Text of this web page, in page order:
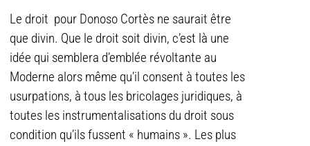
Le droit pour Donoso Cortès ne saurait être
que divin. Que le droit soit divin, c’est là une
idée qui semblera d’emblée révoltante au
Moderne alors même qu’il consent à toutes les
usurpations, à tous les bricolages juridiques, à
toutes les instrumentalisations du droit sous
condition qu’ils fussent « humains ». Les plus